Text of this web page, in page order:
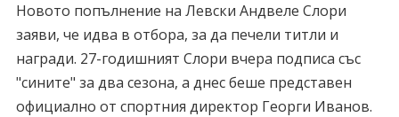
Новото попълнение на Левски Андвеле Слори
заяви, че идва в отбора, за да печели титли и
награди. 27-годишният Слори вчера подписа със
"сините" за два сезона, а днес беше представен
официално от спортния директор Георги Иванов.